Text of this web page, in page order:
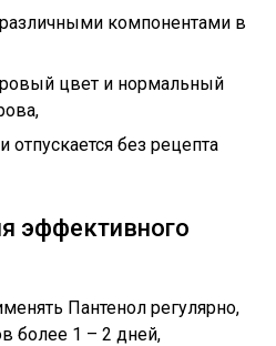
компонентами в
цвет и нормальный
отпускается без рецепта
эффективного
Пантенол регулярно,
более 1 – 2 дней,